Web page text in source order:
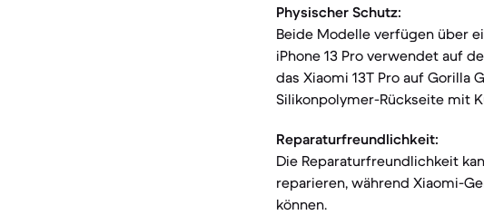
Physischer Schutz:
Beide Modelle verfügen über
iPhone 13 Pro verwendet auf
das Xiaomi 13T Pro auf Gorilla
Silikonpolymer-Rückseite mit
Reparaturfreundlichkeit:
Die Reparaturfreundlichkeit
reparieren, während Xiaomi-
können.